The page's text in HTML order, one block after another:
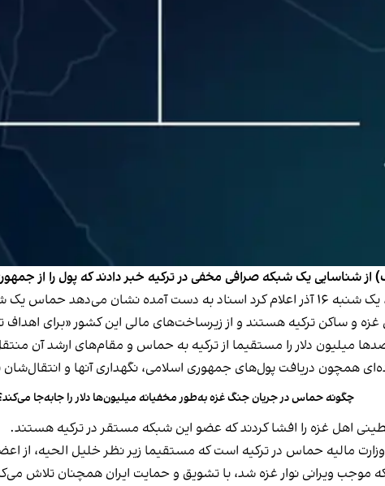
از شناسایی یک شبکه صرافی مخفی در ترکیه خبر دادند که پول را از
قلب ترکیه اداره می‌کند.
و ساکن ترکیه هستند و از زیرساخت‌های مالی این کشور «برای
میلیون دلار را مستقیما از ترکیه به حماس و مقام‌های ارشد آن
همچون دریافت پول‌های جمهوری اسلامی، نگهداری آنها و
چگونه حماس در جریان جنگ غزه به‌طور مخفیانه میلیون‌ها دلار را جابه‌جا
اهل غزه را افشا کردند که عضو این شبکه مستقر در ترکیه هستند.
مالیه حماس در ترکیه است که مستقیما زیر نظر خلیل الحیه، از
ویرانی نوار غزه شد، با تشویق و حمایت ایران همچنان تلاش